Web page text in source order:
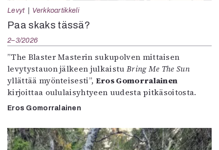
Levyt Verkkoartikkeli
Paa skaks tässä?
2–3/2026
”The Blaster Masterin sukupolven mittaisen
levytystauon jälkeen julkaistu Bring Me The Sun
yllättää myönteisesti”, Eros Gomorralainen
kirjoittaa oululaisyhtyeen uudesta pitkäsoitosta.
Eros Gomorralainen